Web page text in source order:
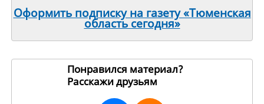
Оформить подписку на газету «Тюменская
область сегодня»
Понравился материал?
Расскажи друзьям